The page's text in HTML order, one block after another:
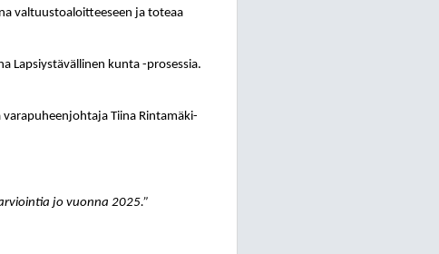
valtuustoaloitteeseen ja toteaa
Lapsiystävällinen kunta -prosessia.
Tiina Rintamäki-
jo vuonna 2025.”